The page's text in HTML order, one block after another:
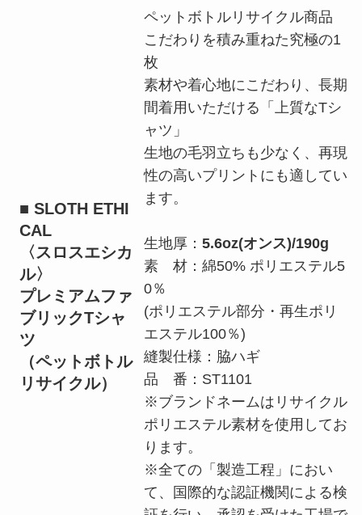
■ SLOTH ETHI
CAL
〈スロスエシカ
ル〉
プレミアムファ
ブリックTシャ
ツ
（ペットボトル
リサイクル）
ペットボトルリサイクル商品
こだわりを積み重ねた究極の1
枚
素材や着心地にこだわり、長期
間着用いただける「上質なTシ
ャツ」
生地の毛羽立ちも少なく、再現
性の高いプリントにも適してい
ます。
生地厚： 5.6oz(オンス)/190g
素 材： 綿50% ポリエステル5
0％
(ポリエステル部分・再生ポリ
エステル100％)
縫製仕様：脇ハギ
品 番：ST1101
※ブランドネームはリサイクル
ポリエステル素材を使用してお
ります。
※全ての「製造工程」におい
て、国際的な認証機関による検